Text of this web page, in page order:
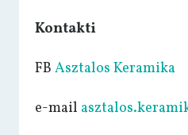
Kontakti
FB Asztalos Keramika
e-mail